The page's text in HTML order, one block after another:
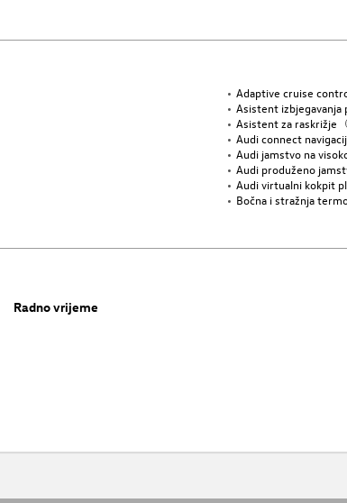
Adaptive cruise
Asistent izbjegavanja
Asistent za raskrižje
Audi connect
Audi jamstvo na
Audi produženo
Audi virtualni kokpit
Bočna i stražnja
Radno vrijeme